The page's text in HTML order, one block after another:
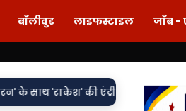
बॉलीवुड लाइफस्टाइल जॉब
एंट्री पर सवाल• वर्दी पर दाग!